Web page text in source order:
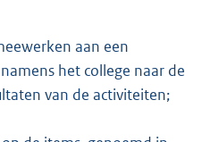
aan een
het college naar de
van de activiteiten;